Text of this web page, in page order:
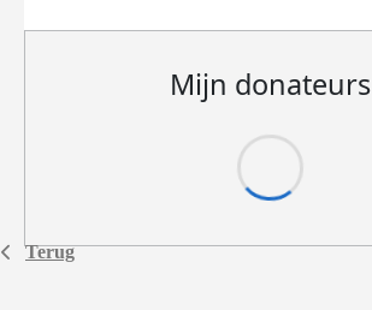
Terug
Mijn donateurs